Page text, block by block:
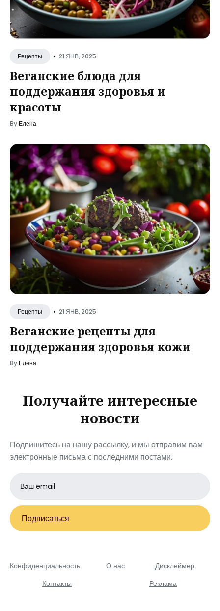
Рецепты • 21 ЯНВ, 2025
Веганские блюда для
поддержания здоровья и
красоты
By Елена
Рецепты • 21 ЯНВ, 2025
Веганские рецепты для
поддержания здоровья кожи
By Елена
Получайте интересные
новости
Подпишитесь на нашу рассылку, и мы отправим вам
электронные письма с последними постами.
Email
address
Подписаться
Конфиденциальность О нас
Дисклеймер
Контакты
Реклама